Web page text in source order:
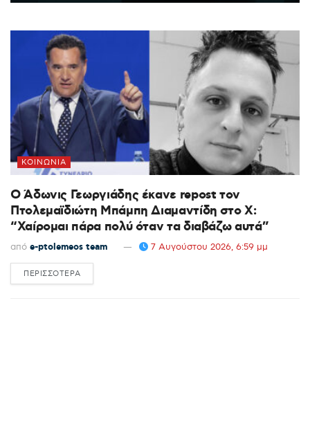
ΚΟΙΝΩΝΊΑ
Ο Άδωνις Γεωργιάδης έκανε repost τον
Πτολεμαϊδιώτη Μπάμπη Διαμαντίδη στο X:
“Χαίρομαι πάρα πολύ όταν τα διαβάζω αυτά”
από e-ptolemeos team 7 Αυγούστου 2026, 6:59 μμ
ΠΕΡΙΣΣΌΤΕΡΑ